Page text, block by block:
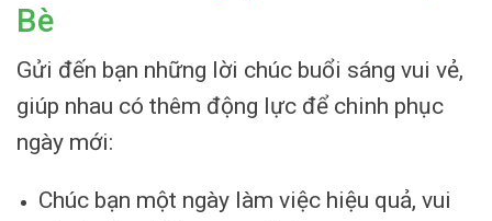
Bè
Gửi đến bạn những lời chúc buổi sáng vui vẻ,
giúp nhau có thêm động lực để chinh phục
ngày mới:
Chúc bạn một ngày làm việc hiệu quả, vui